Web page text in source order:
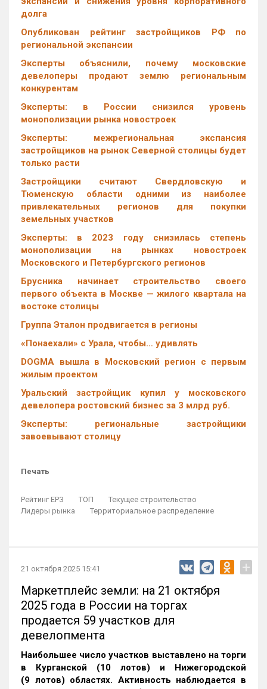
долга
Опубликован рейтинг застройщиков РФ по
региональной экспансии
Эксперты объяснили, почему московские
девелоперы продают землю региональным
конкурентам
Эксперты: в России снизился уровень
монополизации рынка новостроек
Эксперты: межрегиональная экспансия
застройщиков на рынок Северной столицы будет
только расти
Застройщики считают Свердловскую и
Тюменскую области одними из наиболее
привлекательных регионов для покупки
земельных участков
Эксперты: в 2023 году снизилась степень
монополизации на рынках новостроек
Московского и Петербургского регионов
Брусника начинает строительство своего
первого объекта в Москве — жилого квартала на
востоке столицы
Группа Эталон продвигается в регионы
«Понаехали» с Урала, чтобы… удивлять
DOGMA вышла в Московский регион с первым
жилым проектом
Уральский застройщик купил у московского
девелопера ростовский бизнес за 3 млрд руб.
Эксперты: региональные застройщики
завоевывают столицу
Печать
Рейтинг ЕРЗ ТОП
Текущее строительство
Лидеры рынка
Территориальное распределение
21 октября 2025 15:41 +
Маркетплейс земли: на 21 октября
2025 года в России на торгах
продается 59 участков для
девелопмента
Наибольшее число участков выставлено на торги
в Курганской (10 лотов) и Нижегородской
(9 лотов) областях. Активность наблюдается в